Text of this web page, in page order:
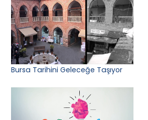
Bursa Tarihini Geleceğe Taşıyor